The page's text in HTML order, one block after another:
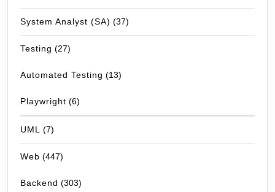
System Analyst (SA) (37)
Testing (27)
Automated Testing (13)
Playwright (6)
UML (7)
Web (447)
Backend (303)